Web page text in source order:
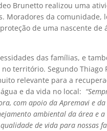
Brunetto realizou uma
Moradores da comunidade,
de uma nascente de
das famílias, e
território. Segundo Thiago
relevante para a
e da vida no local:
com apoio da Apremavi e da
ambiental da área e a
de vida para nossas